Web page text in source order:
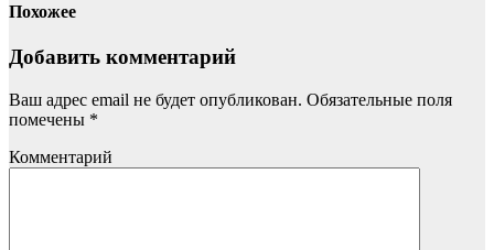
Похожее
Добавить комментарий
Ваш адрес email не будет опубликован. Обязательные поля
помечены *
Комментарий